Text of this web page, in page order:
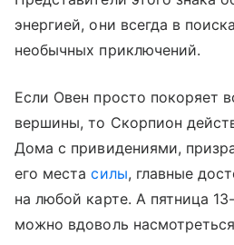
энергией, они всегда в
необычных приключений.
Если Овен просто покоряет
вершины, то Скорпион
Дома с привидениями,
его местасилы, главные
на любой карте. А пятница
можно вдоволь